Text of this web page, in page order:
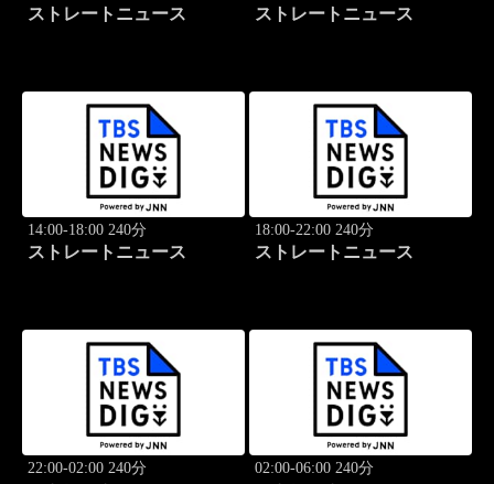
ストレートニュース ストレートニュース
14:00-18:00 240分
ストレートニュース
18:00-22:00 240分
ストレートニュース
22:00-02:00 240分 02:00-06:00 240分